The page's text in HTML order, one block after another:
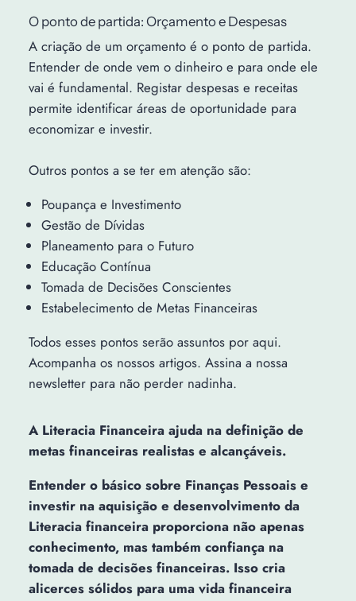
O ponto de partida: Orçamento e Despesas
A criação de um orçamento é o ponto de partida.
Entender de onde vem o dinheiro e para onde ele
vai é fundamental. Registar despesas e receitas
permite identificar áreas de oportunidade para
economizar e investir.
Outros pontos a se ter em atenção são:
Poupança e Investimento
Gestão de Dívidas
Planeamento para o Futuro
Educação Contínua
Tomada de Decisões Conscientes
Estabelecimento de Metas Financeiras
Todos esses pontos serão assuntos por aqui.
Acompanha os nossos artigos. Assina a nossa
newsletter para não perder nadinha.
A Literacia Financeira ajuda na definição de
metas financeiras realistas e alcançáveis.
Entender o básico sobre Finanças Pessoais e
investir na aquisição e desenvolvimento da
Literacia financeira proporciona não apenas
conhecimento, mas também confiança na
tomada de decisões financeiras. Isso cria
alicerces sólidos para uma vida financeira